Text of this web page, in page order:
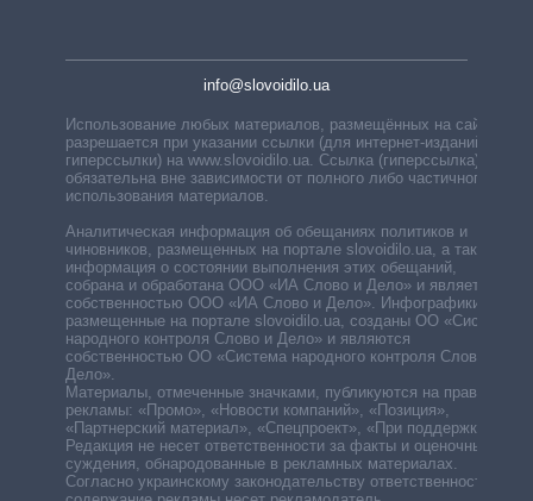
info@slovoidilo.ua
Использование любых материалов, размещённых на сайте,
разрешается при указании ссылки (для интернет-изданий —
гиперссылки) на www.slovoidilo.ua. Ссылка (гиперссылка)
обязательна вне зависимости от полного либо частичного
использования материалов.
Аналитическая информация об обещаниях политиков и
чиновников, размещенных на портале slovoidilo.ua, а также
информация о состоянии выполнения этих обещаний,
собрана и обработана ООО «ИА Слово и Дело» и является
собственностью ООО «ИА Слово и Дело». Инфографики,
размещенные на портале slovoidilo.ua, созданы ОО «Система
народного контроля Слово и Дело» и являются
собственностью ОО «Система народного контроля Слово и
Дело».
Материалы, отмеченные значками, публикуются на правах
рекламы: «Промо», «Новости компаний», «Позиция»,
«Партнерский материал», «Спецпроект», «При поддержке».
Редакция не несет ответственности за факты и оценочные
суждения, обнародованные в рекламных материалах.
Согласно украинскому законодательству ответственность за